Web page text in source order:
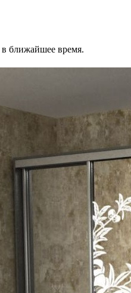
ближайшее время.